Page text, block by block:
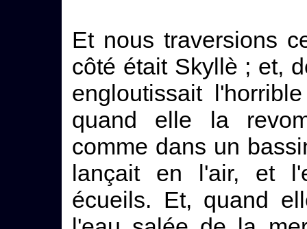
Et nous traversions
côté était Skyllè ; et,
engloutissait
quand elle la
comme dans un
lançait en l'air, et
écueils. Et, quand